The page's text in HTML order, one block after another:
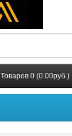
Товаров 0 (0.00руб.)